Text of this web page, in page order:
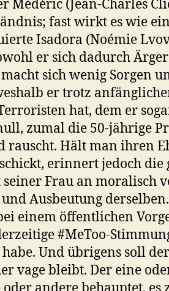
Médéric (Jean-Charles
fast wirkt es wie
Isadora (Noémie
er sich dadurch
sich wenig Sorgen
er trotz
hat, dem er
zumal die 50-jährige
Hält man ihren
erinnert jedoch die
Frau an moralisch
Ausbeutung
einem öffentlichen
#MeToo-
Und übrigens soll
vage bleibt. Der eine